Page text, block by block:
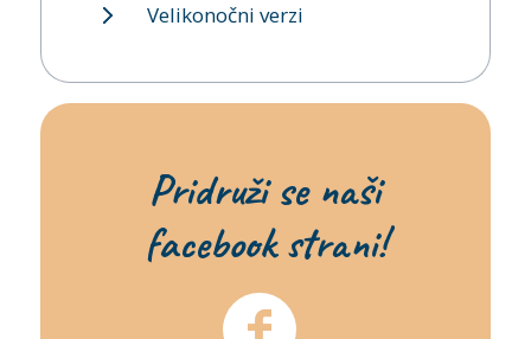
Velikonočni verzi
Pridruži se naši
facebook strani!